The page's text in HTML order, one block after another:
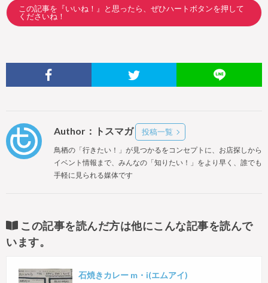
この記事を『いいね！』と思ったら、ぜひハートボタンを押して
くださいね！
Author：トスマガ 投稿一覧
鳥栖の「行きたい！」が見つかるをコンセプトに、お店探しから
イベント情報まで、みんなの「知りたい！」をより早く、誰でも
手軽に見られる媒体です
この記事を読んだ方は他にこんな記事を読んで
います。
石焼きカレー m・i(エムアイ)